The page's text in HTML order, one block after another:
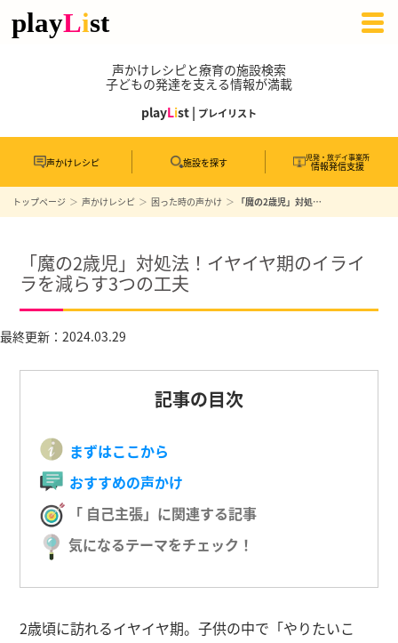
声かけレシピと療育の施設検索
子どもの発達を支える情報が満載
playList | プレイリスト
声かけレシピ 施設を探す 児発・放デイ事業所
情報発信支援
トップページ 声かけレシピ 困った時の声かけ 「魔の2歳児」対処法！イヤイヤ期のイライラを減らす3つの工夫
「魔の2歳児」対処法！イヤイヤ期のイライ
ラを減らす3つの工夫
最終更新：2024.03.29
記事の目次
まずはここから
おすすめの声かけ
「 自己主張」に関連する記事
気になるテーマをチェック！
2歳頃に訪れるイヤイヤ期。子供の中で「やりたいこ